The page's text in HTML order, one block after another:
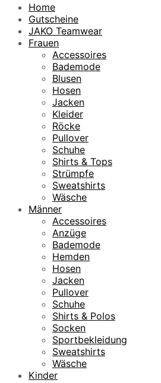
Home
Gutscheine
JAKO Teamwear
Frauen
Accessoires
Bademode
Blusen
Hosen
Jacken
Kleider
Röcke
Pullover
Schuhe
Shirts & Tops
Strümpfe
Sweatshirts
Wäsche
Männer
Accessoires
Anzüge
Bademode
Hemden
Hosen
Jacken
Pullover
Schuhe
Shirts & Polos
Socken
Sportbekleidung
Sweatshirts
Wäsche
Kinder